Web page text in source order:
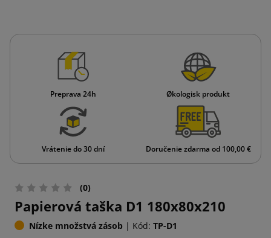
Preprava 24h Økologisk produkt
Vrátenie do 30 dní Doručenie zdarma od 100,00 €
(0)
Papierová taška D1 180x80x210
Nízke množstvá zásob | Kód: TP-D1